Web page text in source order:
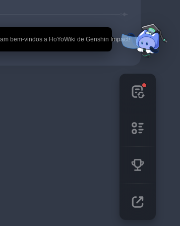
bem-vindos a HoYoWiki de Genshin Impact!